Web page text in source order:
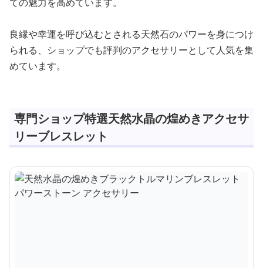
良縁や幸運を呼び込むとされる天然石のパワーを身につけ
られる、ショップでも評判のアクセサリーとして人気を集
めています。
専門ショップ特選天然水晶の煌めきアクセサ
リーブレスレット